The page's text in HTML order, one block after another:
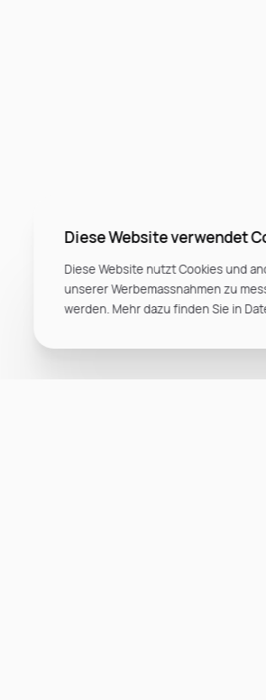
Diese Website verwendet
Diese Website nutzt Cookies und
unserer Werbemassnahmen zu
werden. Mehr dazu finden Sie in